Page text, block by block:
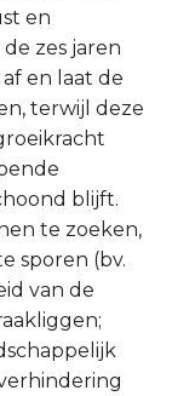
en
zes jaren
en laat de
terwijl deze
blijft.
te zoeken,
sporen (bv.
van de